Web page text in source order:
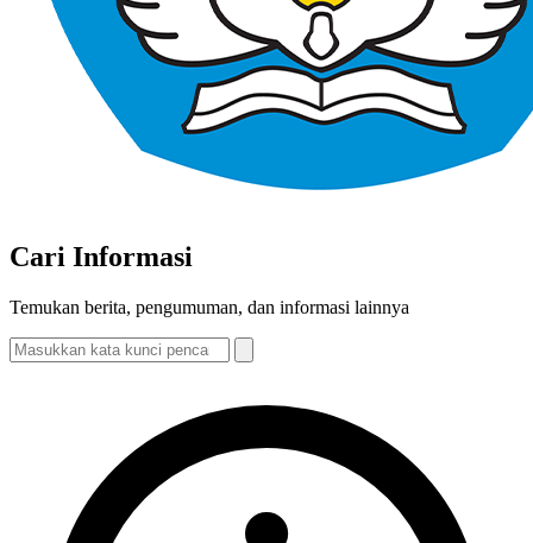
Cari Informasi
Temukan berita, pengumuman, dan informasi lainnya